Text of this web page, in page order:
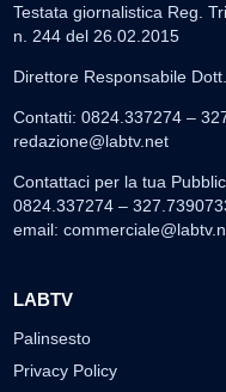
Testata giornalistica Reg.
n. 244 del 26.02.2015
Direttore Responsabile
Contatti: 0824.337274 –
redazione@labtv.net
Contattaci per la tua
0824.337274 –
email:
LABTV
Palinsesto
Privacy Policy